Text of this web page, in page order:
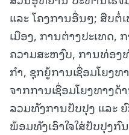
ແລະ ໂຄງການອື່ນໆ; ສືບ
ເມືອງ, ການຕ່າງປະເທດ,
ຄວາມສະຫງົບ, ການທ່ອງ
ກໍາ, ຊຸກຍູ້ການເຊື່ອມໂຍງທ
ຈາກການເຊື່ອມໂຍງທາງ
ລວມທັງການປັບປຸງ ແລະ
ພ້ອມທັງເອົາໃຈໃສ່ປັບປຸງກົ